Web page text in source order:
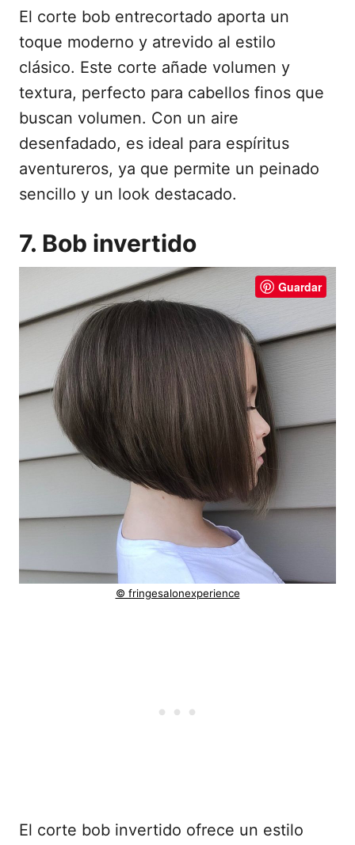
El corte bob entrecortado aporta un
toque moderno y atrevido al estilo
clásico. Este corte añade volumen y
textura, perfecto para cabellos finos que
buscan volumen. Con un aire
desenfadado, es ideal para espíritus
aventureros, ya que permite un peinado
sencillo y un look destacado.
7. Bob invertido
Guardar
© fringesalonexperience
El corte bob invertido ofrece un estilo